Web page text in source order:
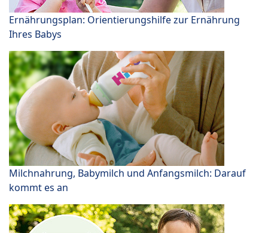
Ernährungsplan: Orientierungshilfe zur Ernährung
Ihres Babys
Milchnahrung, Babymilch und Anfangsmilch: Darauf
kommt es an